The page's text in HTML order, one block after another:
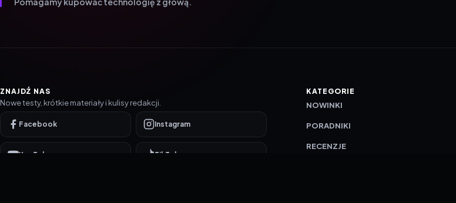
ZNAJDŹ NAS
Nowe testy, krótkie materiały i kulisy redakcji.
Facebook Instagram
YouTube TikTok
KATEGORIE
NOWINKI
PORADNIKI
RECENZJE